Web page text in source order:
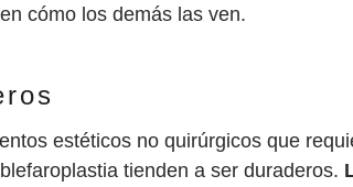
cómo los demás las ven.
estéticos no quirúrgicos que
tienden a ser duraderos.